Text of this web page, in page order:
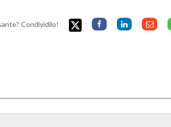
Condividilo!